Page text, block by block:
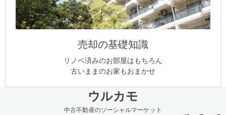
売却の基礎知識
リノベ済みのお部屋はもちろん
古いままのお家もおまかせ
ウルカモ
中古不動産のソーシャルマーケット